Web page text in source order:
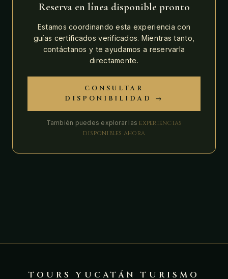
Reserva en línea disponible pronto
Estamos coordinando esta experiencia con
guías certificados verificados. Mientras tanto,
contáctanos y te ayudamos a reservarla
directamente.
CONSULTAR
DISPONIBILIDAD →
También puedes explorar las experiencias
disponibles ahora
TOURS YUCATÁN TURISMO